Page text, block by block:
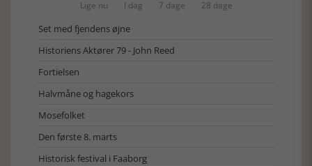
Lige nu I dag 7 dage 28 dage
Set med fjendens øjne
Historiens Aktører 79 - John Reed
Fortielsen
Halvmåne og hagekors
Mosefolket
Den første 8. marts
Historisk festival i Faaborg